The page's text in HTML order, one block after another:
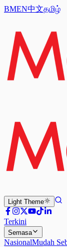
BMEN中文தமிழ்
Light Theme
Terkini
Semasa
NasionalMudah